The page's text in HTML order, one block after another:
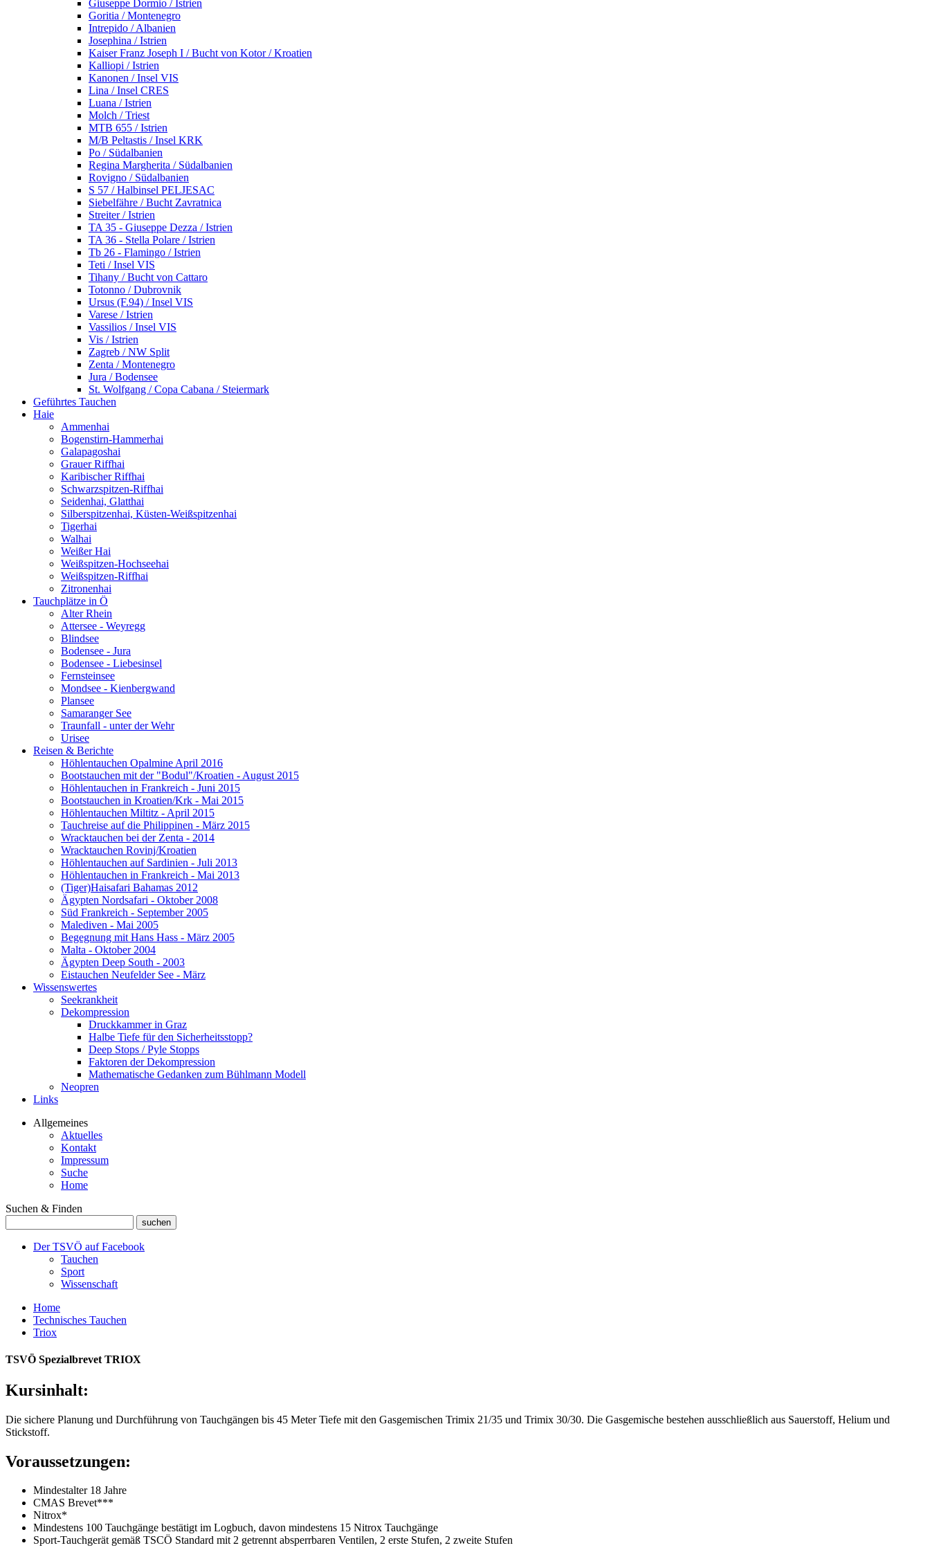
Giuseppe Dormio / Istrien
Goritia / Montenegro
Intrepido / Albanien
Josephina / Istrien
Kaiser Franz Joseph I / Bucht von Kotor / Kroatien
Kalliopi / Istrien
Kanonen / Insel VIS
Lina / Insel CRES
Luana / Istrien
Molch / Triest
MTB 655 / Istrien
M/B Peltastis / Insel KRK
Po / Südalbanien
Regina Margherita / Südalbanien
Rovigno / Südalbanien
S 57 / Halbinsel PELJESAC
Siebelfähre / Bucht Zavratnica
Streiter / Istrien
TA 35 - Giuseppe Dezza / Istrien
TA 36 - Stella Polare / Istrien
Tb 26 - Flamingo / Istrien
Teti / Insel VIS
Tihany / Bucht von Cattaro
Totonno / Dubrovnik
Ursus (F.94) / Insel VIS
Varese / Istrien
Vassilios / Insel VIS
Vis / Istrien
Zagreb / NW Split
Zenta / Montenegro
Jura / Bodensee
St. Wolfgang / Copa Cabana / Steiermark
Geführtes Tauchen
Haie
Ammenhai
Bogenstirn-Hammerhai
Galapagoshai
Grauer Riffhai
Karibischer Riffhai
Schwarzspitzen-Riffhai
Seidenhai, Glatthai
Silberspitzenhai, Küsten-Weißspitzenhai
Tigerhai
Walhai
Weißer Hai
Weißspitzen-Hochseehai
Weißspitzen-Riffhai
Zitronenhai
Tauchplätze in Ö
Alter Rhein
Attersee - Weyregg
Blindsee
Bodensee - Jura
Bodensee - Liebesinsel
Fernsteinsee
Mondsee - Kienbergwand
Plansee
Samaranger See
Traunfall - unter der Wehr
Urisee
Reisen & Berichte
Höhlentauchen Opalmine April 2016
Bootstauchen mit der "Bodul"/Kroatien - August 2015
Höhlentauchen in Frankreich - Juni 2015
Bootstauchen in Kroatien/Krk - Mai 2015
Höhlentauchen Miltitz - April 2015
Tauchreise auf die Philippinen - März 2015
Wracktauchen bei der Zenta - 2014
Wracktauchen Rovinj/Kroatien
Höhlentauchen auf Sardinien - Juli 2013
Höhlentauchen in Frankreich - Mai 2013
(Tiger)Haisafari Bahamas 2012
Ägypten Nordsafari - Oktober 2008
Süd Frankreich - September 2005
Malediven - Mai 2005
Begegnung mit Hans Hass - März 2005
Malta - Oktober 2004
Ägypten Deep South - 2003
Eistauchen Neufelder See - März
Wissenswertes
Seekrankheit
Dekompression
Druckkammer in Graz
Halbe Tiefe für den Sicherheitsstopp?
Deep Stops / Pyle Stopps
Faktoren der Dekompression
Mathematische Gedanken zum Bühlmann Modell
Neopren
Links
Allgemeines
Aktuelles
Kontakt
Impressum
Suche
Home
Suchen & Finden
Der TSVÖ auf Facebook
Tauchen
Sport
Wissenschaft
Home
Technisches Tauchen
Triox
TSVÖ Spezialbrevet TRIOX
Kursinhalt:
Die sichere Planung und Durchführung von Tauchgängen bis 45 Meter Tiefe mit den Gasgemischen Trimix 21/35 und Trimix 30/30. Die Gasgemische bestehen ausschließlich aus Sauerstoff, Helium und
Stickstoff.
Voraussetzungen:
Mindestalter 18 Jahre
CMAS Brevet***
Nitrox*
Mindestens 100 Tauchgänge bestätigt im Logbuch, davon mindestens 15 Nitrox Tauchgänge
Sport-Tauchgerät gemäß TSCÖ Standard mit 2 getrennt absperrbaren Ventilen, 2 erste Stufen, 2 zweite Stufen